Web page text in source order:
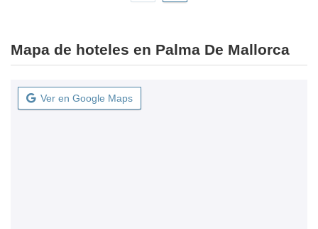
Mapa de hoteles en Palma De Mallorca
Ver en Google Maps